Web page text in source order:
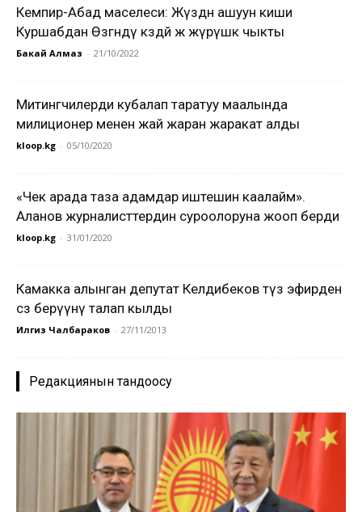
Кемпир-Абад маселеси: Жүздөн ашуун киши
Куршабдан Өзгөндү көздөй жөө жүрүшкө чыкты
Бакай Алмаз - 21/10/2022
Митингчилерди кубалап таратуу маалында
милиционер менен жай жаран жаракат алды
kloop.kg - 05/10/2020
«Чек арада таза адамдар иштешин каалайм».
Аланов журналисттердин суроолоруна жооп берди
kloop.kg - 31/01/2020
Камакка алынган депутат Келдибеков түз эфирден
сөз берүүнү талап кылды
Илгиз Чалбараков - 27/11/2013
Редакциянын тандоосу